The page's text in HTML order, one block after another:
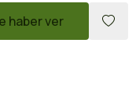
haber ver